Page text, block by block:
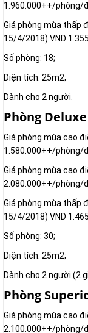
1.960.000++/phòng/
Giá phòng mùa thấp
15/4/2018) VND
Số phòng: 18;
Diện tích: 25m2;
Dành cho 2 người.
Phòng
Giá phòng mùa cao
1.580.000++/phòng/
Giá phòng mùa cao
2.080.000++/phòng/
Giá phòng mùa thấp
15/4/2018) VND
Số phòng: 30;
Diện tích: 25m2;
Dành cho 2 người (2
Phòng
Giá phòng mùa cao
2.100.000++/phòng/